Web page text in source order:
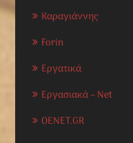
Καραγιάννης
Forin
Εργατικά
Εργασιακά – Net
OENET.GR